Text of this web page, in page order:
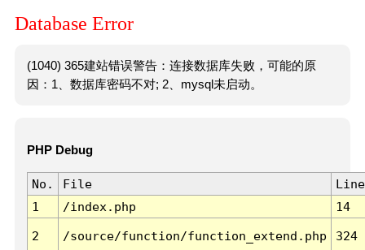
Database Error
(1040) 365建站错误警告：连接数据库失败，可能的原
因：1、数据库密码不对; 2、mysql未启动。
PHP Debug
No. File
Line
1
/index.php 14
2 /source/function/function_extend.php 324